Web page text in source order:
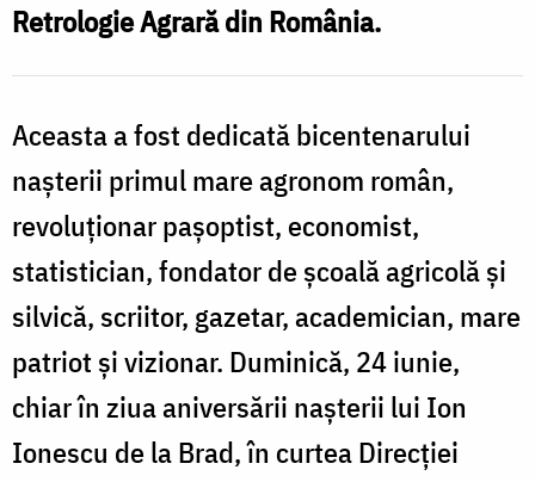
Retrologie Agrară din România.
Aceasta a fost dedicată bicentenarului
nașterii primul mare agronom român,
revoluționar pașoptist, economist,
statistician, fondator de școală agricolă și
silvică, scriitor, gazetar, academician, mare
patriot și vizionar. Duminică, 24 iunie,
chiar în ziua aniversării nașterii lui Ion
Ionescu de la Brad, în curtea Direcției